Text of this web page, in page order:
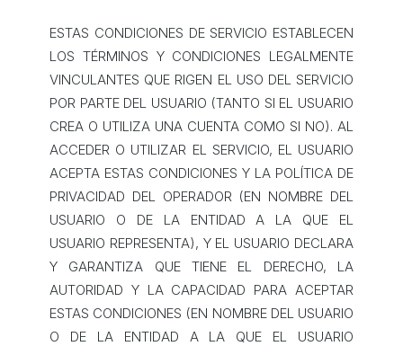
ESTAS CONDICIONES DE SERVICIO ESTABLECEN
LOS TÉRMINOS Y CONDICIONES LEGALMENTE
VINCULANTES QUE RIGEN EL USO DEL SERVICIO
POR PARTE DEL USUARIO (TANTO SI EL USUARIO
CREA O UTILIZA UNA CUENTA COMO SI NO). AL
ACCEDER O UTILIZAR EL SERVICIO, EL USUARIO
ACEPTA ESTAS CONDICIONES Y LA POLÍTICA DE
PRIVACIDAD DEL OPERADOR (EN NOMBRE DEL
USUARIO O DE LA ENTIDAD A LA QUE EL
USUARIO REPRESENTA), Y EL USUARIO DECLARA
Y GARANTIZA QUE TIENE EL DERECHO, LA
AUTORIDAD Y LA CAPACIDAD PARA ACEPTAR
ESTAS CONDICIONES (EN NOMBRE DEL USUARIO
O DE LA ENTIDAD A LA QUE EL USUARIO